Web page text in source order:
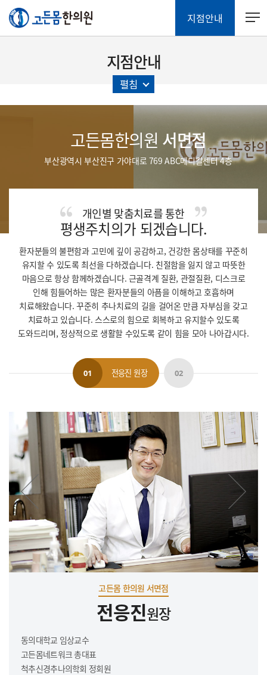
지점안내
지점안내
펼침
고든몸한의원 서면점
부산광역시 부산진구 가야대로 769 ABC메디칼센터 4층
개인별 맞춤치료를 통한
평생주치의가 되겠습니다.
환자분들의 불편함과 고민에 깊이 공감하고, 건강한 몸상태를 꾸준히
유지할 수 있도록 최선을 다하겠습니다. 친절함을 잃지 않고 따뜻한
마음으로 항상 함께하겠습니다. 근골격계 질환, 관절질환, 디스크로
인해 힘들어하는 많은 환자분들의 아픔을 이해하고 호흡하며
치료해왔습니다.꾸준히 추나치료의 길을 걸어온 만큼 자부심을 갖고
치료하고 있습니다. 스스로의 힘으로 회복하고 유지할수 있도록
도와드리며, 정상적으로 생활할 수있도록 같이 힘을 모아 나아갑시다.
01 전응진 원장 02
고든몸 한의원 서면점
전응진원장
동의대학교 임상교수
고든몸네트워크 총대표
척추신경추나의학회 정회원